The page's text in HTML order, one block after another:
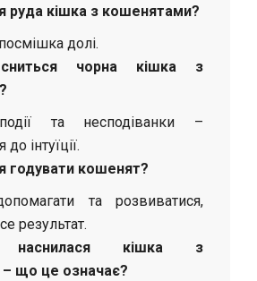
рудa кішкa з кошенятами?
посмішка долі.
чорнa кішкa з
та несподіванки –
інтуїції.
годувати кошенят?
та розвиватися,
результат.
наснилася кішка з
що це означає?